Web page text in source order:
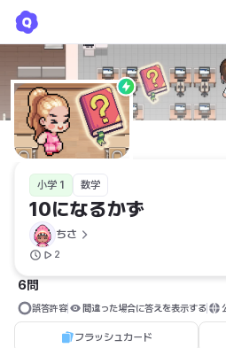
小学 1 数学
10になるかず
ちさ
2
6問
誤答許容 間違った場合に答えを表示する
フラッシュカード